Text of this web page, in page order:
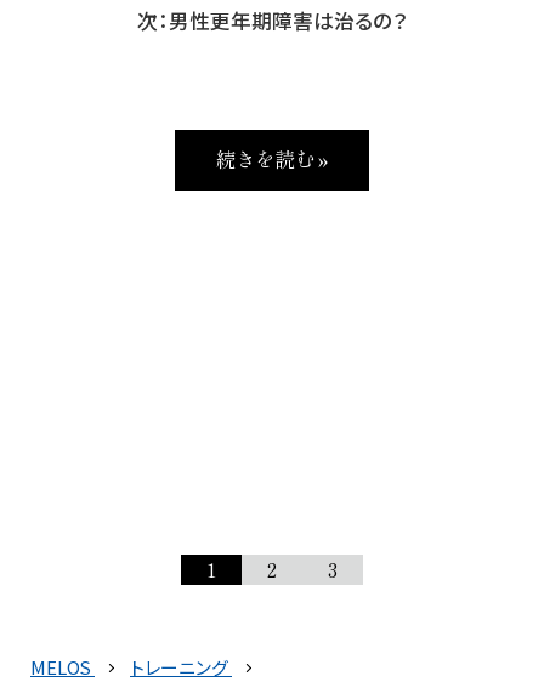
次：男性更年期障害は治るの？
続きを読む »
1 2 3
MELOS
トレーニング